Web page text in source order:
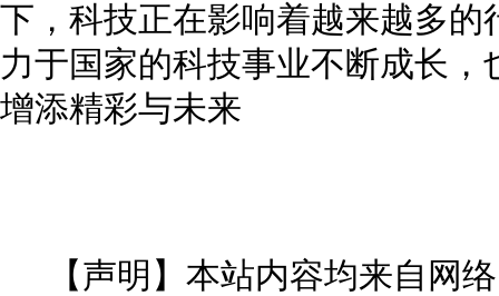
下，科技正在影响着越来越多
力于国家的科技事业不断成长
增添精彩与未来
【声明】本站内容均来自网